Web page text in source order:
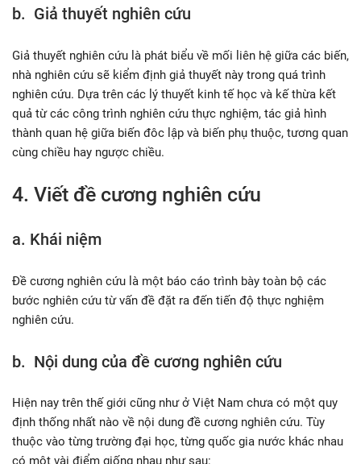
b. Giả thuyết nghiên cứu
Giả thuyết nghiên cứu là phát biểu về mối liên hệ giữa các biến,
nhà nghiên cứu sẽ kiểm định giả thuyết này trong quá trình
nghiên cứu. Dựa trên các lý thuyết kinh tế học và kế thừa kết
quả từ các công trình nghiên cứu thực nghiệm, tác giả hình
thành quan hệ giữa biến đôc lập và biến phụ thuộc, tương quan
cùng chiều hay ngược chiều.
4. Viết đề cương nghiên cứu
a. Khái niệm
Đề cương nghiên cứu là một báo cáo trình bày toàn bộ các
bước nghiên cứu từ vấn đề đặt ra đến tiến độ thực nghiệm
nghiên cứu.
b. Nội dung của đề cương nghiên cứu
Hiện nay trên thế giới cũng như ở Việt Nam chưa có một quy
định thống nhất nào về nội dung đề cương nghiên cứu. Tùy
thuộc vào từng trường đại học, từng quốc gia nước khác nhau
có một vài điểm giống nhau như sau: